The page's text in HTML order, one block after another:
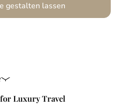
gestalten lassen
Luxury Travel